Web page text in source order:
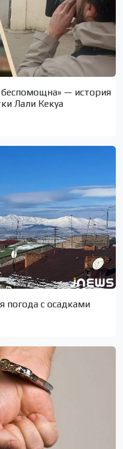
— история
Лали Кекуа
погода с осадками